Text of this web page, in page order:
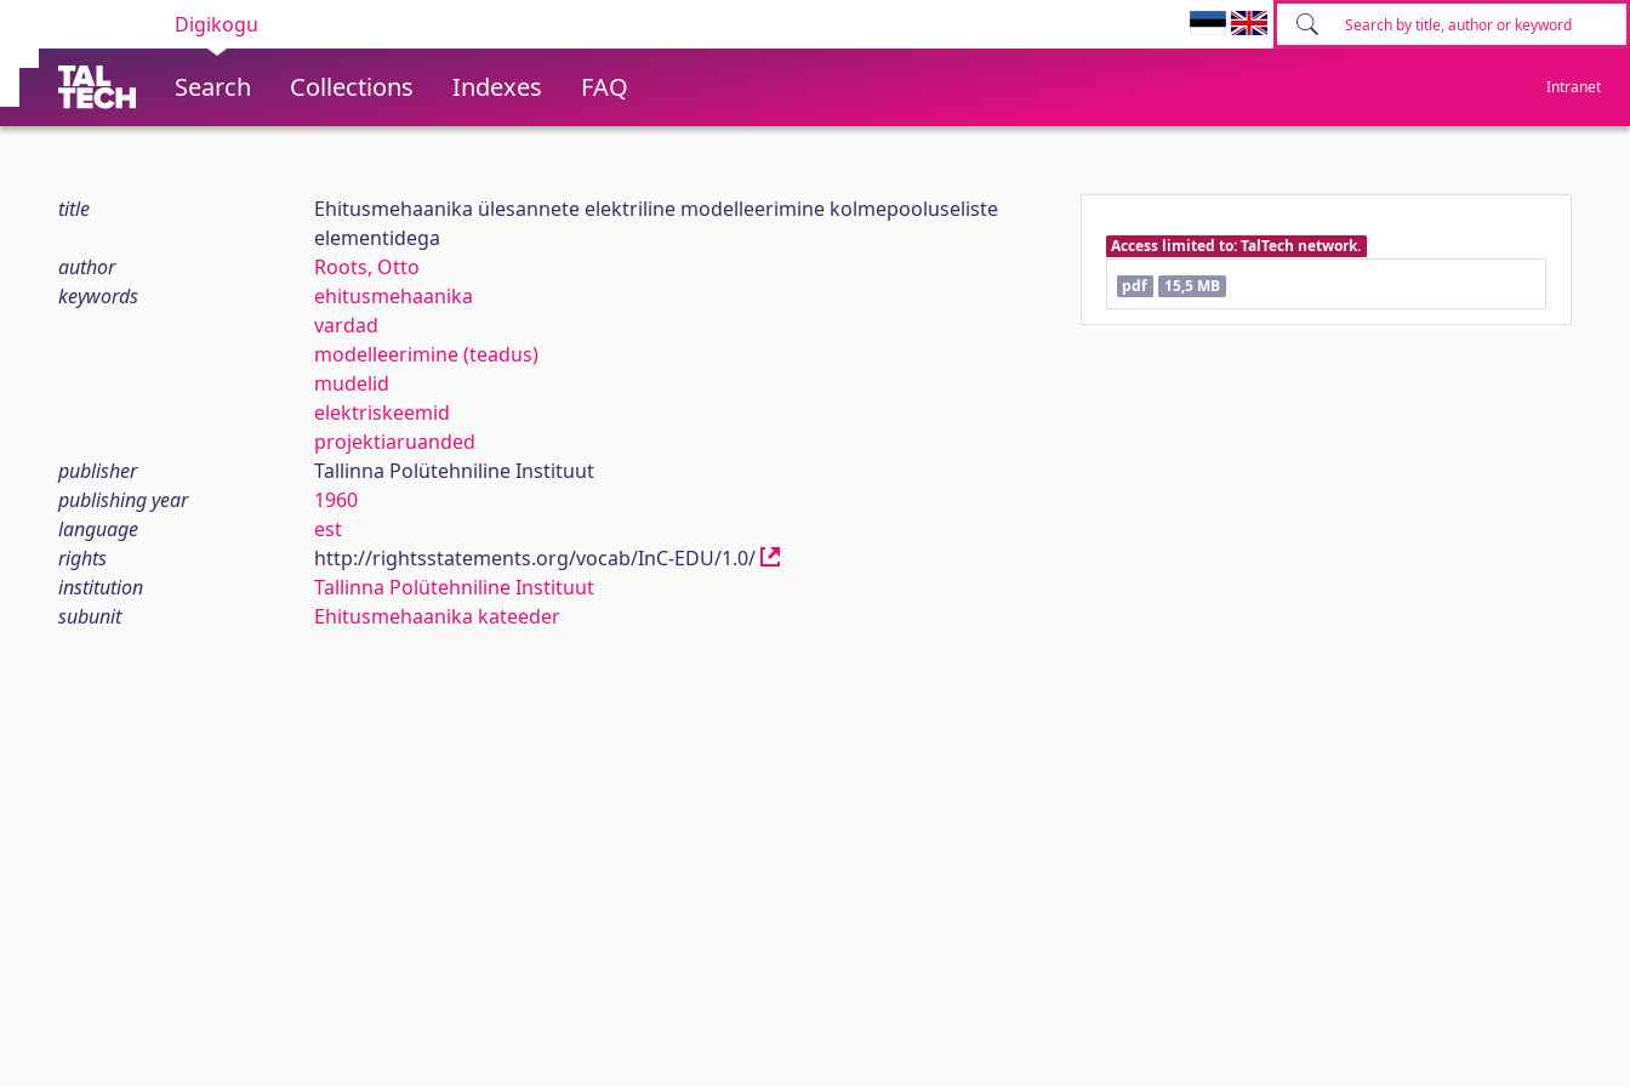
Digikogu
Search Collections Indexes FAQ Intranet
title
Ehitusmehaanika ülesannete elektriline modelleerimine kolmepooluseliste
elementidega
author
Roots, Otto
keywords
ehitusmehaanika
vardad
modelleerimine (teadus)
mudelid
elektriskeemid
projektiaruanded
publisher
Tallinna Polütehniline Instituut
publishing year
1960
language
est
rights
http://rightsstatements.org/vocab/InC-EDU/1.0/
institution
Tallinna Polütehniline Instituut
subunit
Ehitusmehaanika kateeder
Access limited to: TalTech network.
pdf
15,5 MB